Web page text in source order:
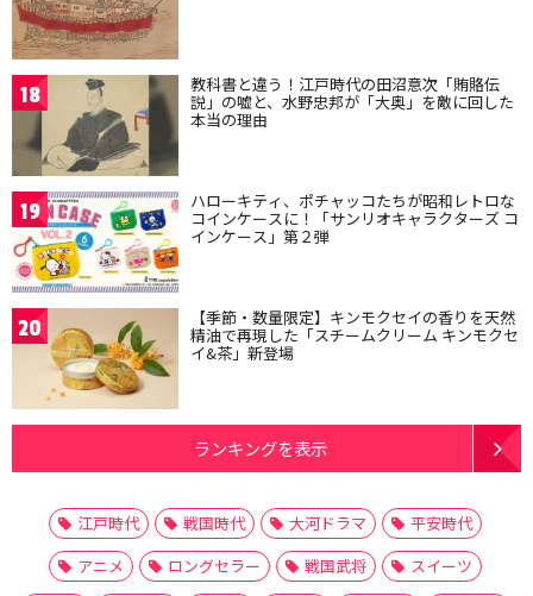
18 教科書と違う！江戸時代の田沼意次「賄賂伝
説」の嘘と、水野忠邦が「大奥」を敵に回した
本当の理由
19 ハローキティ、ポチャッコたちが昭和レトロな
コインケースに！「サンリオキャラクターズ コ
インケース」第２弾
20 【季節・数量限定】キンモクセイの香りを天然
精油で再現した「スチームクリーム キンモクセ
イ&茶」新登場
ランキングを表示
江戸時代 戦国時代 大河ドラマ
平安時代
アニメ
ロングセラー 戦国武将
スイーツ